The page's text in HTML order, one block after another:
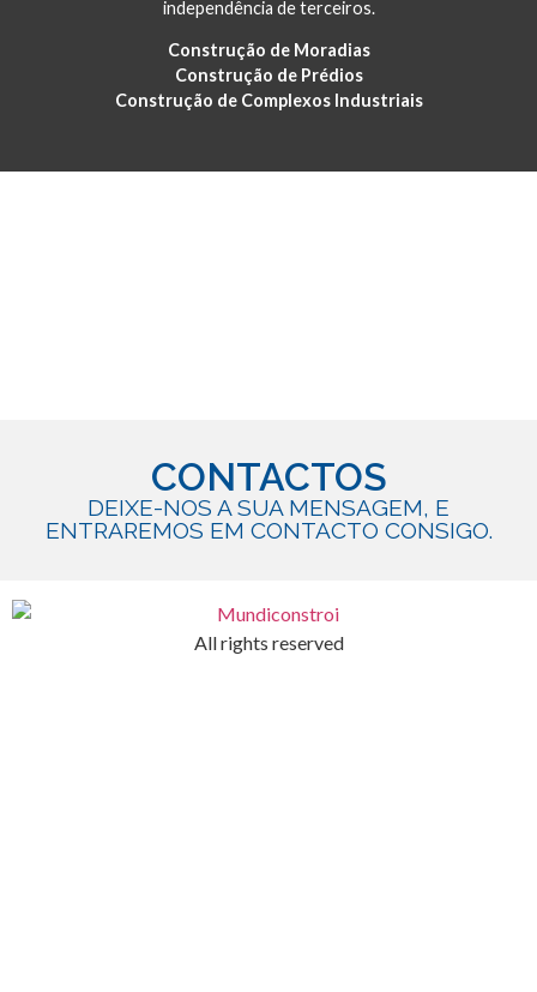
independência de terceiros.
Construção de Moradias
Construção de Prédios
Construção de Complexos Industriais
CONTACTOS
DEIXE-NOS A SUA MENSAGEM, E
ENTRAREMOS EM CONTACTO CONSIGO.
All rights reserved